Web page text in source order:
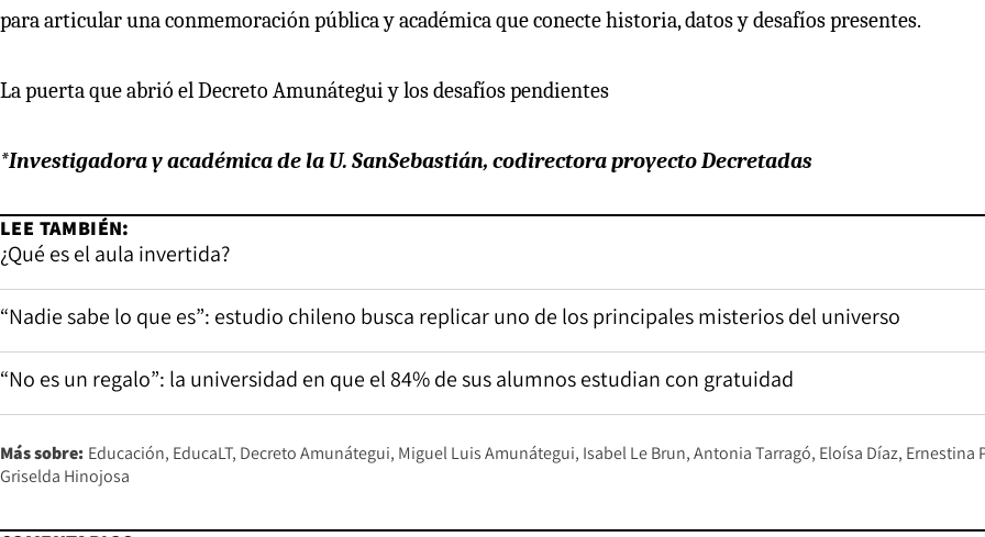
para articular una conmemoración pública y académica que conecte historia, datos y desafíos presentes.
La puerta que abrió el Decreto Amunátegui y los desafíos pendientes
*Investigadora y académica de la U. SanSebastián, codirectora proyecto Decretadas
LEE TAMBIÉN:
¿Qué es el aula invertida?
“Nadie sabe lo que es”: estudio chileno busca replicar uno de los principales misterios del universo
“No es un regalo”: la universidad en que el 84% de sus alumnos estudian con gratuidad
Más sobre: Educación EducaLT Decreto Amunátegui Miguel Luis Amunátegui Isabel Le Brun Antonia Tarragó Eloísa Díaz Ernestina
Griselda Hinojosa